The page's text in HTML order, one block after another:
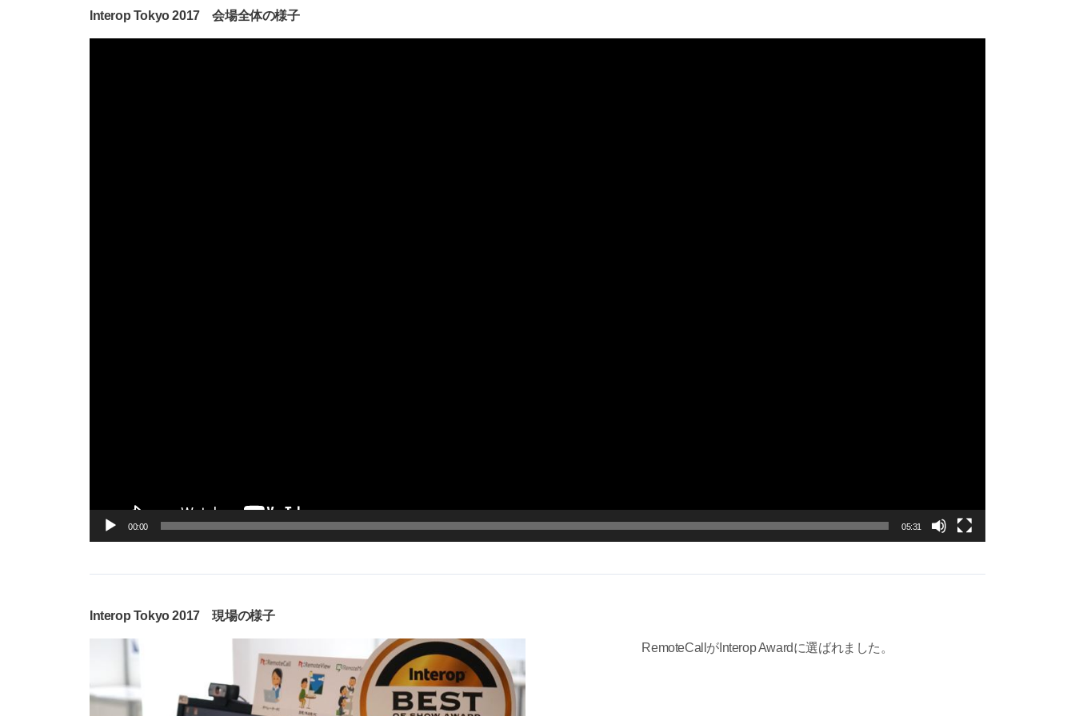
Interop Tokyo 2017 会場全体の様子
00:00 05:31
Interop Tokyo 2017 現場の様子
RemoteCallがInterop Awardに選ばれました。